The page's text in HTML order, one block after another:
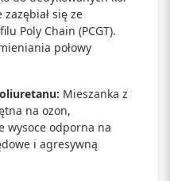
się ze
Poly Chain (PCGT).
połowy
Mieszanka z
na ozon,
wysoce odporna na
i agresywną